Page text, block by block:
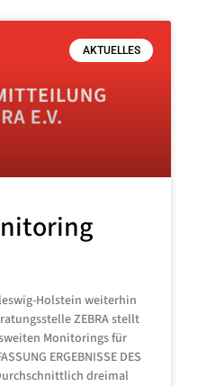
AKTUELLES
Holstein weiterhin
ZEBRA stellt
Monitorings für
ERGEBNISSE DES
dreimal